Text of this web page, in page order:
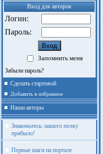
Вход для авторов
Логин:
Пароль:
Запомнить меня
Забыли пароль?
Сделать стартовой
Добавить в избранное
Наши авторы
Знакомьтесь: нашего полку
прибыло!
Первые шаги на портале